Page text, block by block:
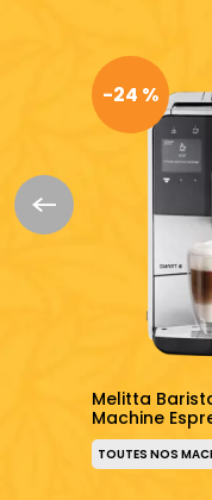
-24 %
Melitta
Machine
TOUTES NOS